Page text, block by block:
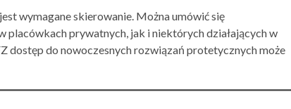
wymagane skierowanie. Można umówić się
prywatnych, jak i niektórych działających w
dostęp do nowoczesnych rozwiązań protetycznych może